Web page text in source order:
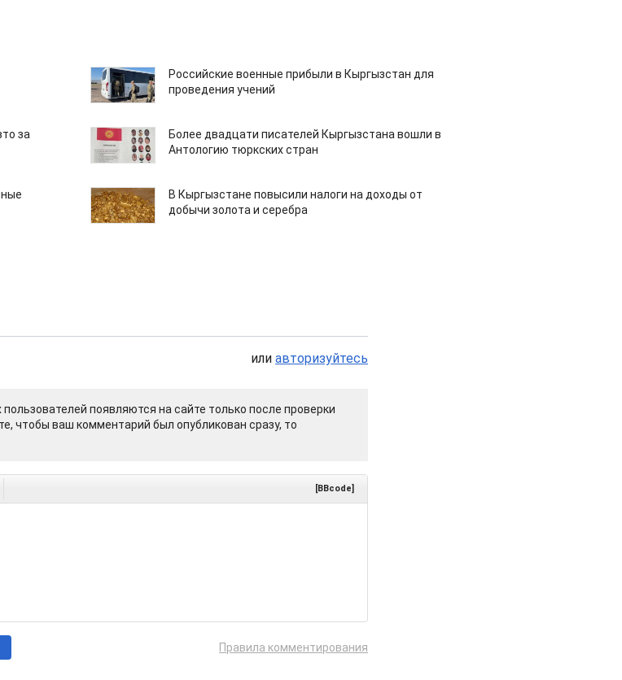
Российские военные прибыли в Кыргызстан для
проведения учений
за
Более двадцати писателей Кыргызстана вошли в
Антологию тюркских стран
В Кыргызстане повысили налоги на доходы от
добычи золота и серебра
или авторизуйтесь
появляются на сайте только после проверки
чтобы ваш комментарий был опубликован сразу, то
[BBcode]
Правила комментирования